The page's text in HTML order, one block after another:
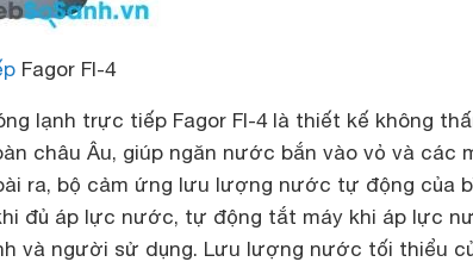
Fagor FI-4
lạnh trực tiếp Fagor FI-4 là thiết kế không
châu Âu, giúp ngăn nước bắn vào vỏ và các
ra, bộ cảm ứng lưu lượng nước tự động của
đủ áp lực nước, tự động tắt máy khi áp lực
và người sử dụng. Lưu lượng nước tối thiểu